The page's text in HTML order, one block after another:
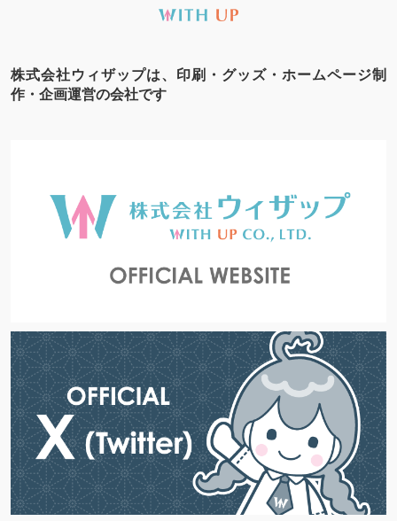
株式会社ウィザップは、印刷・グッズ・ホームページ制
作・企画運営の会社です